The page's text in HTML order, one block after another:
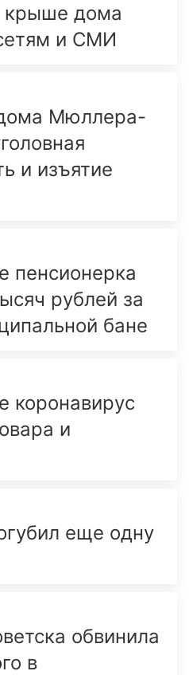
крыше дома
и СМИ
Мюллера-
и изъятие
пенсионерка
рублей за
бане
коронавирус
и
еще одну
обвинила
в